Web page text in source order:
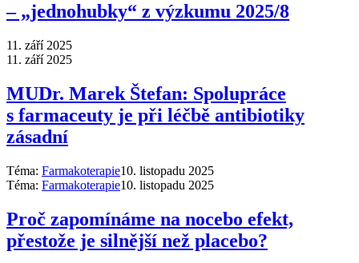
–⁠ „jednohubky“ z výzkumu 2025/8
11. září 2025
11. září 2025
MUDr. Marek Štefan: Spolupráce
s farmaceuty je při léčbě antibiotiky
zásadní
Téma: Farmakoterapie10. listopadu 2025
Téma: Farmakoterapie10. listopadu 2025
Proč zapomínáme na nocebo efekt,
přestože je silnější než placebo?